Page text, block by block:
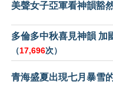
美聲女子亞軍看神韻豁
多倫多中秋喜見神韻 加
（17,696次）
青海盛夏出現七月暴雪